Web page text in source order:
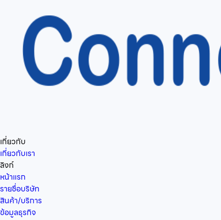
เกี่ยวกับ
เกี่ยวกับเรา
ลิงก์
หน้าแรก
รายชื่อบริษัท
สินค้า/บริการ
ข้อมูลธุรกิจ